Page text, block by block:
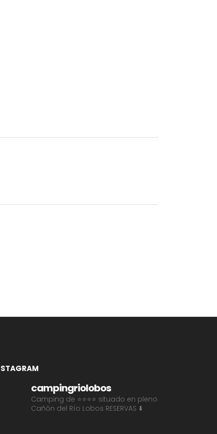
campingriolobos
Camping de ⭐⭐⭐⭐ situado en pleno
Cañón del Río Lobos RESERVAS ⬇️